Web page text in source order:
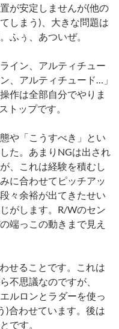
が安定しませんが(他の
しまう)、大きな問題は
ふぅ、あついぜ。
イン、アルティチュー
、アルティチュード…」
作は全部自分でやりま
トップです。
や「こうすべき」とい
た。あまりNGは出され
、これは経験を積むし
に合わせてピッチアッ
々余裕が出てきたせい
がします。R/Wのセン
端っこの動きまで見え
せることです。これは
不思議なのですが、
ルロンとラダーを使っ
)合わせています。後は
です。